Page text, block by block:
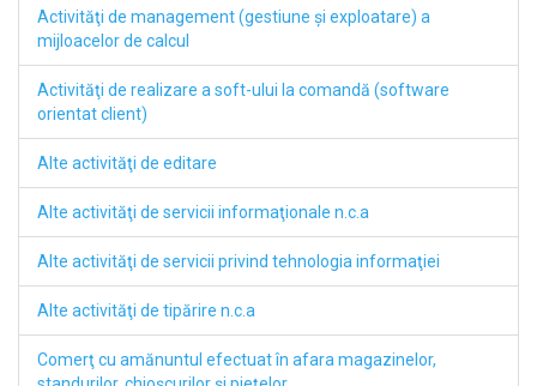
Activităţi de management (gestiune şi exploatare) a
mijloacelor de calcul
Activităţi de realizare a soft-ului la comandă (software
orientat client)
Alte activităţi de editare
Alte activităţi de servicii informaţionale n.c.a
Alte activităţi de servicii privind tehnologia informaţiei
Alte activităţi de tipărire n.c.a
Comerţ cu amănuntul efectuat în afara magazinelor,